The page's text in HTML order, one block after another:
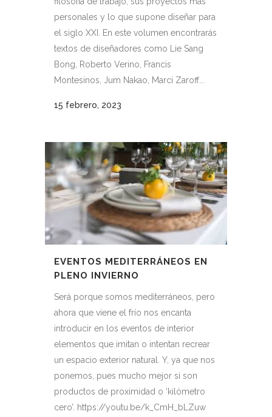
personales y lo que supone diseñar para
el siglo XXI. En este volumen encontrarás
textos de diseñadores como Lie Sang
Bong, Roberto Verino, Francis
Montesinos, Jum Nakao, Marci Zaroff...
15 febrero, 2023
EVENTOS MEDITERRÁNEOS EN
PLENO INVIERNO
Será porque somos mediterráneos, pero
ahora que viene el frío nos encanta
introducir en los eventos de interior
elementos que imitan o intentan recrear
un espacio exterior natural. Y, ya que nos
ponemos, pues mucho mejor si son
productos de proximidad o ‘kilómetro
cero’. https://youtu.be/k_CmH_bLZuw